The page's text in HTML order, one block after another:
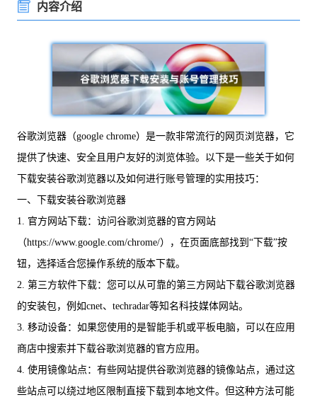
内容介绍
谷歌浏览器（google chrome）是一款非常流行的网页浏览器，它
提供了快速、安全且用户友好的浏览体验。以下是一些关于如何
下载安装谷歌浏览器以及如何进行账号管理的实用技巧：
一、下载安装谷歌浏览器
1. 官方网站下载：访问谷歌浏览器的官方网站
（https://www.google.com/chrome/），在页面底部找到“下载”按
钮，选择适合您操作系统的版本下载。
2. 第三方软件下载：您可以从可靠的第三方网站下载谷歌浏览器
的安装包，例如cnet、techradar等知名科技媒体网站。
3. 移动设备：如果您使用的是智能手机或平板电脑，可以在应用
商店中搜索并下载谷歌浏览器的官方应用。
4. 使用镜像站点：有些网站提供谷歌浏览器的镜像站点，通过这
些站点可以绕过地区限制直接下载到本地文件。但这种方法可能